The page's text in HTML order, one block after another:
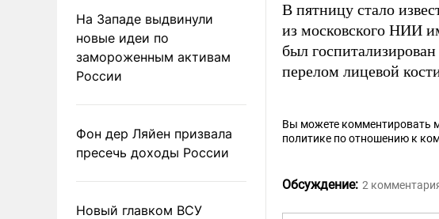
На Западе выдвинули
новые идеи по
замороженным активам
России
Фон дер Ляйен призвала
пресечь доходы России
Новый главком ВСУ
В пятницу стало
из московского НИИ
был госпитализирован
перелом лицевой
Вы можете комментировать
политике по отношению к
Обсуждение: 2